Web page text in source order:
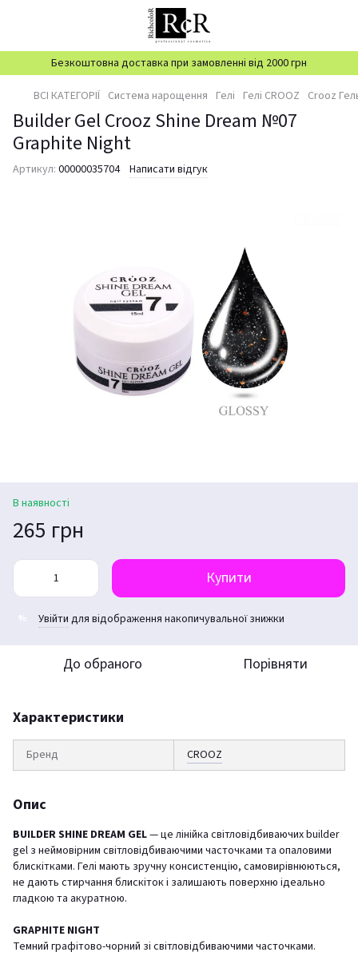
Безкоштовна доставка при замовленні від 2000 грн
ВСІ КАТЕГОРІЇ Система нарощення Гелі Гелі CROOZ Crooz
Builder Gel Crooz Shine Dream №07
Graphite Night
Артикул: 00000035704 Написати відгук
В наявності
265 грн
Купити
Увійти для відображення накопичувальної знижки
До обраного Порівняти
Характеристики
Бренд CROOZ
Опис
BUILDER SHINE DREAM GEL— це лінійка світловідбиваючих builder
gel з неймовірним світловідбиваючими часточками та опаловими
блискітками. Гелі мають зручну консистенцію, самовирівнюються,
не дають стирчання блискіток і залишають поверхню ідеально
гладкою та акуратною.
GRAPHITE NIGHT
Темний графітово-чорний зі світловідбиваючими часточками.